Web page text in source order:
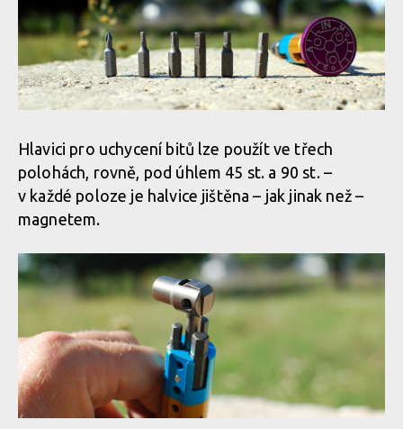
Hlavici pro uchycení bitů lze použít ve třech
polohách, rovně, pod úhlem 45 st. a 90 st. –
v každé poloze je halvice jištěna – jak jinak než –
magnetem.